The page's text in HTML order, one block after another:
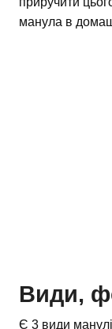
манула в
Види,
Є 3 види